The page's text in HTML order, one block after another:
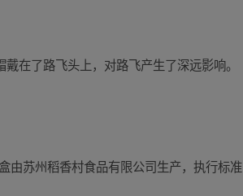
在了路飞头上，对路飞产生了深远影响。
由苏州稻香村食品有限公司生产，执行标准